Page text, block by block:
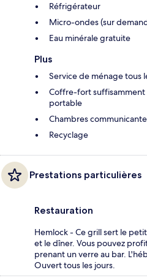
Réfrigérateur
Micro-ondes (sur
Eau minérale gratuite
Plus
Service de ménage tous
Coffre-fort
portable
Chambres
Recyclage
Prestations particulières
Restauration
Hemlock - Ce grill sert le
et le dîner. Vous pouvez
prenant un verre au bar.
Ouvert tous les jours.